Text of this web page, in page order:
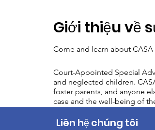
Giới thiệu về
Come and learn about
Court-Appointed Special
and neglected children.
foster parents, and anyone
case and the well-being of
Liên hệ chúng tôi